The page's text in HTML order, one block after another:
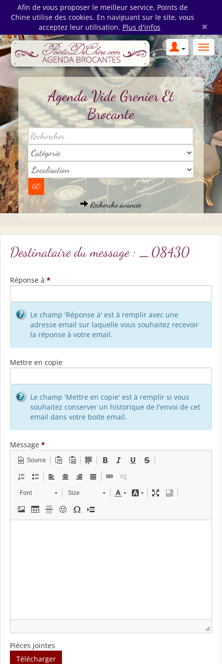
Afin de vous proposer le meilleur service, Points de
Chine utilise des cookies. En naviguant sur le site, vous
acceptez leur utilisation. Plus d'infos ×
Agenda Vide Grenier Et
Brocante
Recherche avancée
Destinataire du message : _08430
Réponse à *
Le champ 'Réponse à' est à remplir avec une
adresse email sur laquelle vous souhaitez recevoir
la réponse à votre email.
Mettre en copie
Le champ 'Mettre en copie' est à remplir si vous
souhaitez conserver un historique de l'envoi de cet
email dans votre boite email.
Message *
Source
Font Size
Pièces jointes
Télécharger